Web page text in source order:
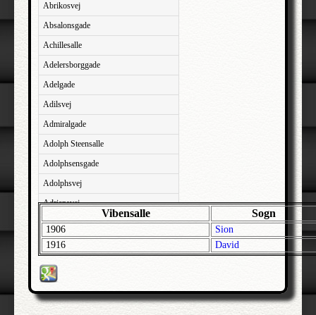
Abrikosvej
Absalonsgade
Achillesalle
Adelersborggade
Adelgade
Adilsvej
Admiralgade
Adolph Steensalle
Adolphsensgade
Adolphsvej
Adriansvej
Aftenbakken
Agavevej
Agerlandsvej
Agermosen
Agerskovvej
Vibensalle Sogn
1906
Sion
1916
David